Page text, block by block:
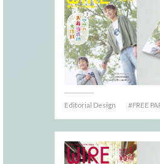
Editorial Design FREE